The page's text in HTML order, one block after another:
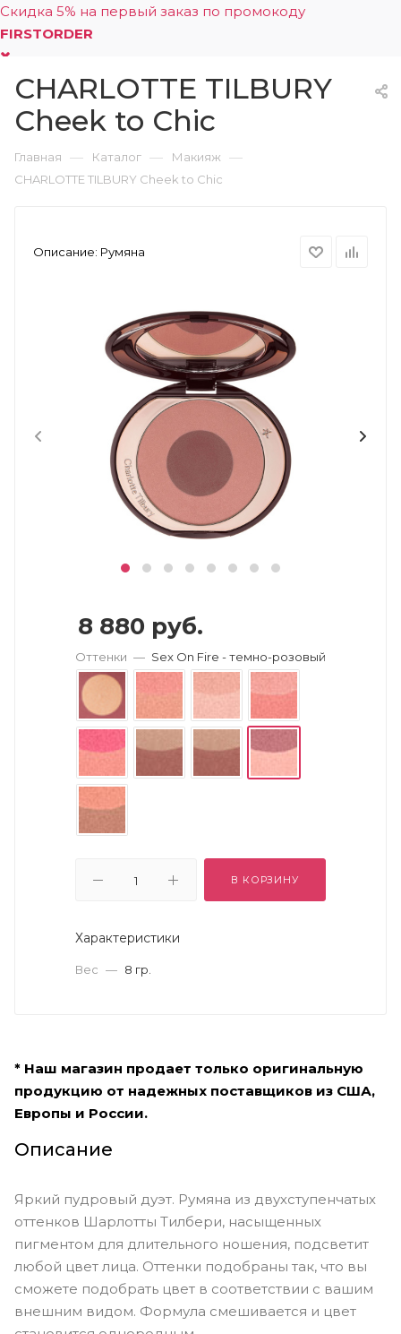
Скидка 5% на первый заказ по промокоду
FIRSTORDER
0
CHARLOTTE TILBURY
Cheek to Chic
Главная — Каталог — Макияж —
CHARLOTTE TILBURY Cheek to Chic
Описание: Румяна
8 880 руб.
Оттенки — Sex On Fire - темно-розовый
В КОРЗИНУ
Характеристики
Вес — 8 гр.
* Наш магазин продает только оригинальную
продукцию от надежных поставщиков из США,
Европы и России.
Описание
Яркий пудровый дуэт. Румяна из двухступенчатых
оттенков Шарлотты Тилбери, насыщенных
пигментом для длительного ношения, подсветит
любой цвет лица. Оттенки подобраны так, что вы
сможете подобрать цвет в соответствии с вашим
внешним видом. Формула смешивается и цвет